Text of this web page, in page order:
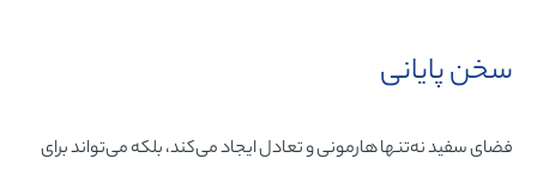
سخن پایانی
فضای سفید نه‌تنها هارمونی و تعادل ایجاد می‌کند، بلکه می‌تواند برای